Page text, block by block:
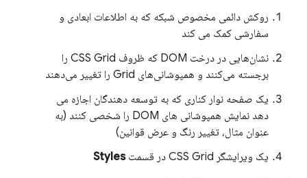
روکش دائمی مخصوص شبکه که به اطلاعات ابعادی و
سفارشی کمک می کند
نشان‌هایی در درخت DOM که ظروف CSS Grid را
برجسته می‌کنند و همپوشانی‌های Grid را تغییر می‌دهند
یک صفحه نوار کناری که به توسعه دهندگان اجازه می
دهد نمایش همپوشانی های DOM را شخصی کنند (به
عنوان مثال، تغییر رنگ و عرض قوانین)
یک ویرایشگر CSS Grid در قسمت
Styles